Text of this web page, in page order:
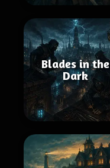
Blades in the
Dark